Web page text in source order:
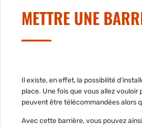
METTRE UNE
Il existe, en effet, la possibilité
place. Une fois que vous allez vouloir
peuvent être télécommandées alors
Avec cette barrière, vous pouvez